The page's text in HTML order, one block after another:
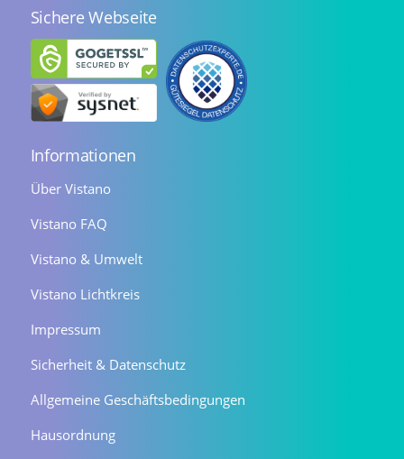
Sichere Webseite
Informationen
Über Vistano
Vistano FAQ
Vistano & Umwelt
Vistano Lichtkreis
Impressum
Sicherheit & Datenschutz
Allgemeine Geschäftsbedingungen
Hausordnung